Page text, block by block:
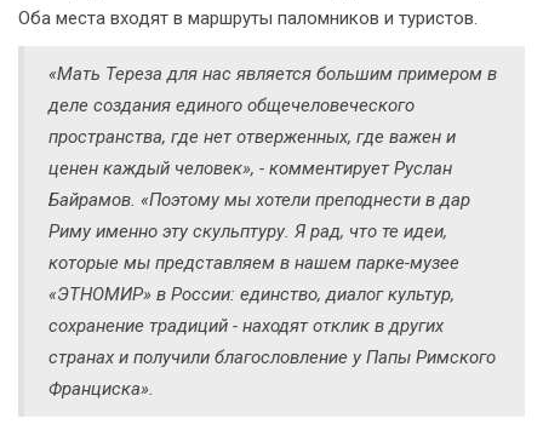
Оба места входят в маршруты паломников и туристов.
«Мать Тереза для нас является большим примером в
деле создания единого общечеловеческого
пространства, где нет отверженных, где важен и
ценен каждый человек», - комментирует Руслан
Байрамов. «Поэтому мы хотели преподнести в дар
Риму именно эту скульптуру. Я рад, что те идеи,
которые мы представляем в нашем парке-музее
«ЭТНОМИР» в России: единство, диалог культур,
сохранение традиций - находят отклик в других
странах и получили благословление у Папы Римского
Франциска».